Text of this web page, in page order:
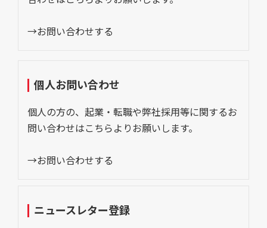
→お問い合わせする
個人お問い合わせ
個人の方の、起業・転職や弊社採用等に関するお
問い合わせはこちらよりお願いします。
→お問い合わせする
ニュースレター登録